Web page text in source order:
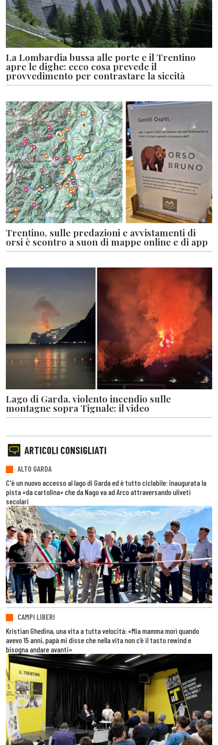
La Lombardia bussa alle porte e il Trentino
apre le dighe: ecco cosa prevede il
provvedimento per contrastare la siccità
Trentino, sulle predazioni e avvistamenti di
orsi è scontro a suon di mappe online e di app
Lago di Garda, violento incendio sulle
montagne sopra Tignale: il video
ARTICOLI CONSIGLIATI
ALTO GARDA
C'è un nuovo accesso al lago di Garda ed è tutto ciclabile: inaugurata la
pista «da cartolina» che da Nago va ad Arco attraversando uliveti
secolari
CAMPI LIBERI
Kristian Ghedina, una vita a tutta velocità: «Mia mamma morì quando
avevo 15 anni, papà mi disse che nella vita non c’è il tasto rewind e
bisogna andare avanti»